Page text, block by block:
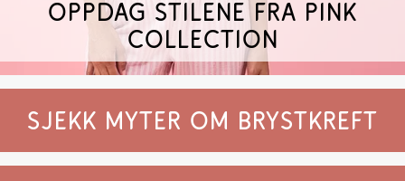
Oppdag stilene fra Pink
Collection
SJEKK MYTER OM BRYSTKREFT